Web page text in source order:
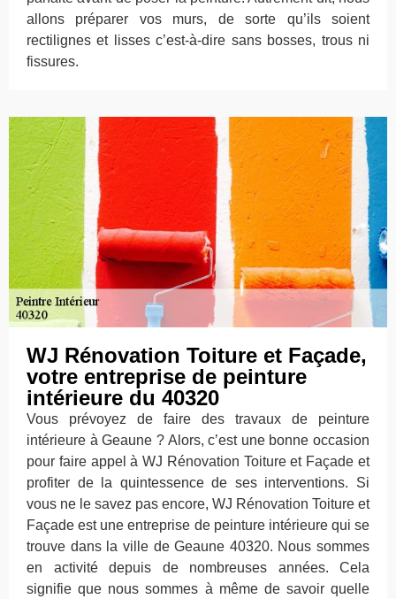
allons préparer vos murs, de sorte qu’ils soient
rectilignes et lisses c’est-à-dire sans bosses, trous ni
fissures.
WJ Rénovation Toiture et Façade,
votre entreprise de peinture
intérieure du 40320
Vous prévoyez de faire des travaux de peinture
intérieure à Geaune ? Alors, c’est une bonne occasion
pour faire appel à WJ Rénovation Toiture et Façade et
profiter de la quintessence de ses interventions. Si
vous ne le savez pas encore, WJ Rénovation Toiture et
Façade est une entreprise de peinture intérieure qui se
trouve dans la ville de Geaune 40320. Nous sommes
en activité depuis de nombreuses années. Cela
signifie que nous sommes à même de savoir quelle